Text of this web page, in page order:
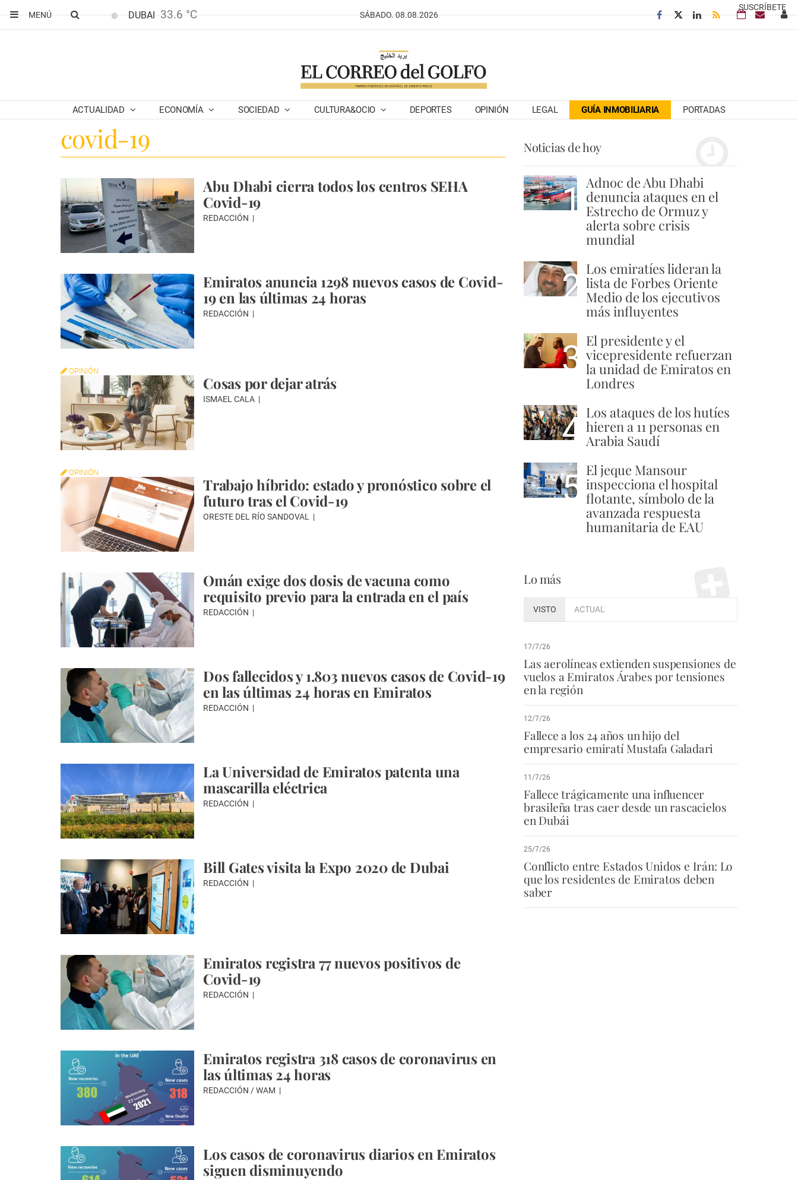
SUSCRÍBETE
MENÚ
DUBAI 33.6 °C SÁBADO. 08.08.2026
ACTUALIDAD ECONOMÍA SOCIEDAD CULTURA&OCIO DEPORTES OPINIÓN LEGAL GUÍA INMOBILIARIA PORTADAS
covid-19
Abu Dhabi cierra todos los centros SEHA
Covid-19
REDACCIÓN
Emiratos anuncia 1298 nuevos casos de Covid-
19 en las últimas 24 horas
REDACCIÓN
OPINIÓN
Cosas por dejar atrás
ISMAEL CALA
OPINIÓN
Trabajo híbrido: estado y pronóstico sobre el
futuro tras el Covid-19
ORESTE DEL RÍO SANDOVAL
Omán exige dos dosis de vacuna como
requisito previo para la entrada en el país
REDACCIÓN
Dos fallecidos y 1.803 nuevos casos de Covid-19
en las últimas 24 horas en Emiratos
REDACCIÓN
La Universidad de Emiratos patenta una
mascarilla eléctrica
REDACCIÓN
Bill Gates visita la Expo 2020 de Dubai
REDACCIÓN
Emiratos registra 77 nuevos positivos de
Covid-19
REDACCIÓN
Emiratos registra 318 casos de coronavirus en
las últimas 24 horas
REDACCIÓN / WAM
Los casos de coronavirus diarios en Emiratos
siguen disminuyendo
Noticias de hoy
1 Adnoc de Abu Dhabi
denuncia ataques en el
Estrecho de Ormuz y
alerta sobre crisis
mundial
2 Los emiratíes lideran la
lista de Forbes Oriente
Medio de los ejecutivos
más influyentes
3 El presidente y el
vicepresidente refuerzan
la unidad de Emiratos en
Londres
4 Los ataques de los hutíes
hieren a 11 personas en
Arabia Saudí
5 El jeque Mansour
inspecciona el hospital
flotante, símbolo de la
avanzada respuesta
humanitaria de EAU
Lo más
VISTO ACTUAL
17/7/26
Las aerolíneas extienden suspensiones de
vuelos a Emiratos Árabes por tensiones
en la región
12/7/26
Fallece a los 24 años un hijo del
empresario emiratí Mustafa Galadari
11/7/26
Fallece trágicamente una influencer
brasileña tras caer desde un rascacielos
en Dubái
25/7/26
Conflicto entre Estados Unidos e Irán: Lo
que los residentes de Emiratos deben
saber